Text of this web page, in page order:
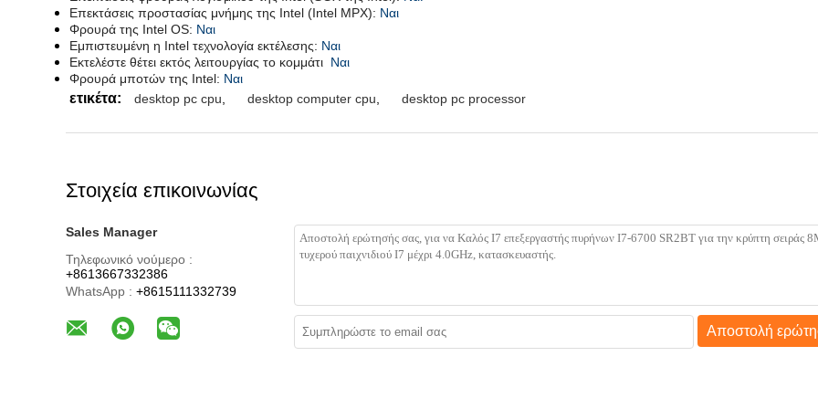
Επεκτάσεις προστασίας μνήμης της Intel (Intel MPX): Ναι
Φρουρά της Intel OS: Ναι
Εμπιστευμένη η Intel τεχνολογία εκτέλεσης: Ναι
Εκτελέστε θέτει εκτός λειτουργίας το κομμάτι Ναι
Φρουρά μποτών της Intel: Ναι
ετικέτα: desktop pc cpu desktop computer cpu desktop pc processor
Στοιχεία επικοινωνίας
Sales Manager
Τηλεφωνικό νούμερο :
+8613667332386
WhatsApp : +8615111332739
Αποστολή